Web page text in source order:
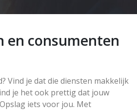
en consumenten
Vind je dat die diensten makkelijk
je het ook prettig dat jouw
iets voor jou. Met